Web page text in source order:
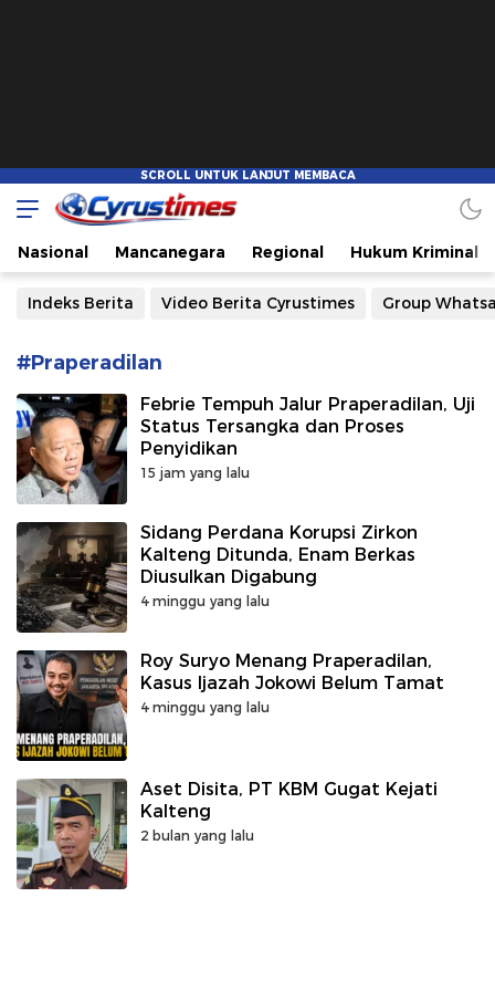
Cyrustimes.com
Cepat Tajam dan Akurat
Nasional Mancanegara Regional Hukum Kriminal
Indeks Berita Video Berita Cyrustimes Group
#Praperadilan
Febrie Tempuh Jalur Praperadilan, Uji
Status Tersangka dan Proses
Penyidikan
15 jam yang lalu
Sidang Perdana Korupsi Zirkon
Kalteng Ditunda, Enam Berkas
Diusulkan Digabung
4 minggu yang lalu
Roy Suryo Menang Praperadilan,
Kasus Ijazah Jokowi Belum Tamat
4 minggu yang lalu
Aset Disita, PT KBM Gugat Kejati
Kalteng
2 bulan yang lalu